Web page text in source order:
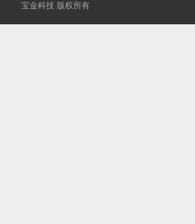
宝金科技 版权所有